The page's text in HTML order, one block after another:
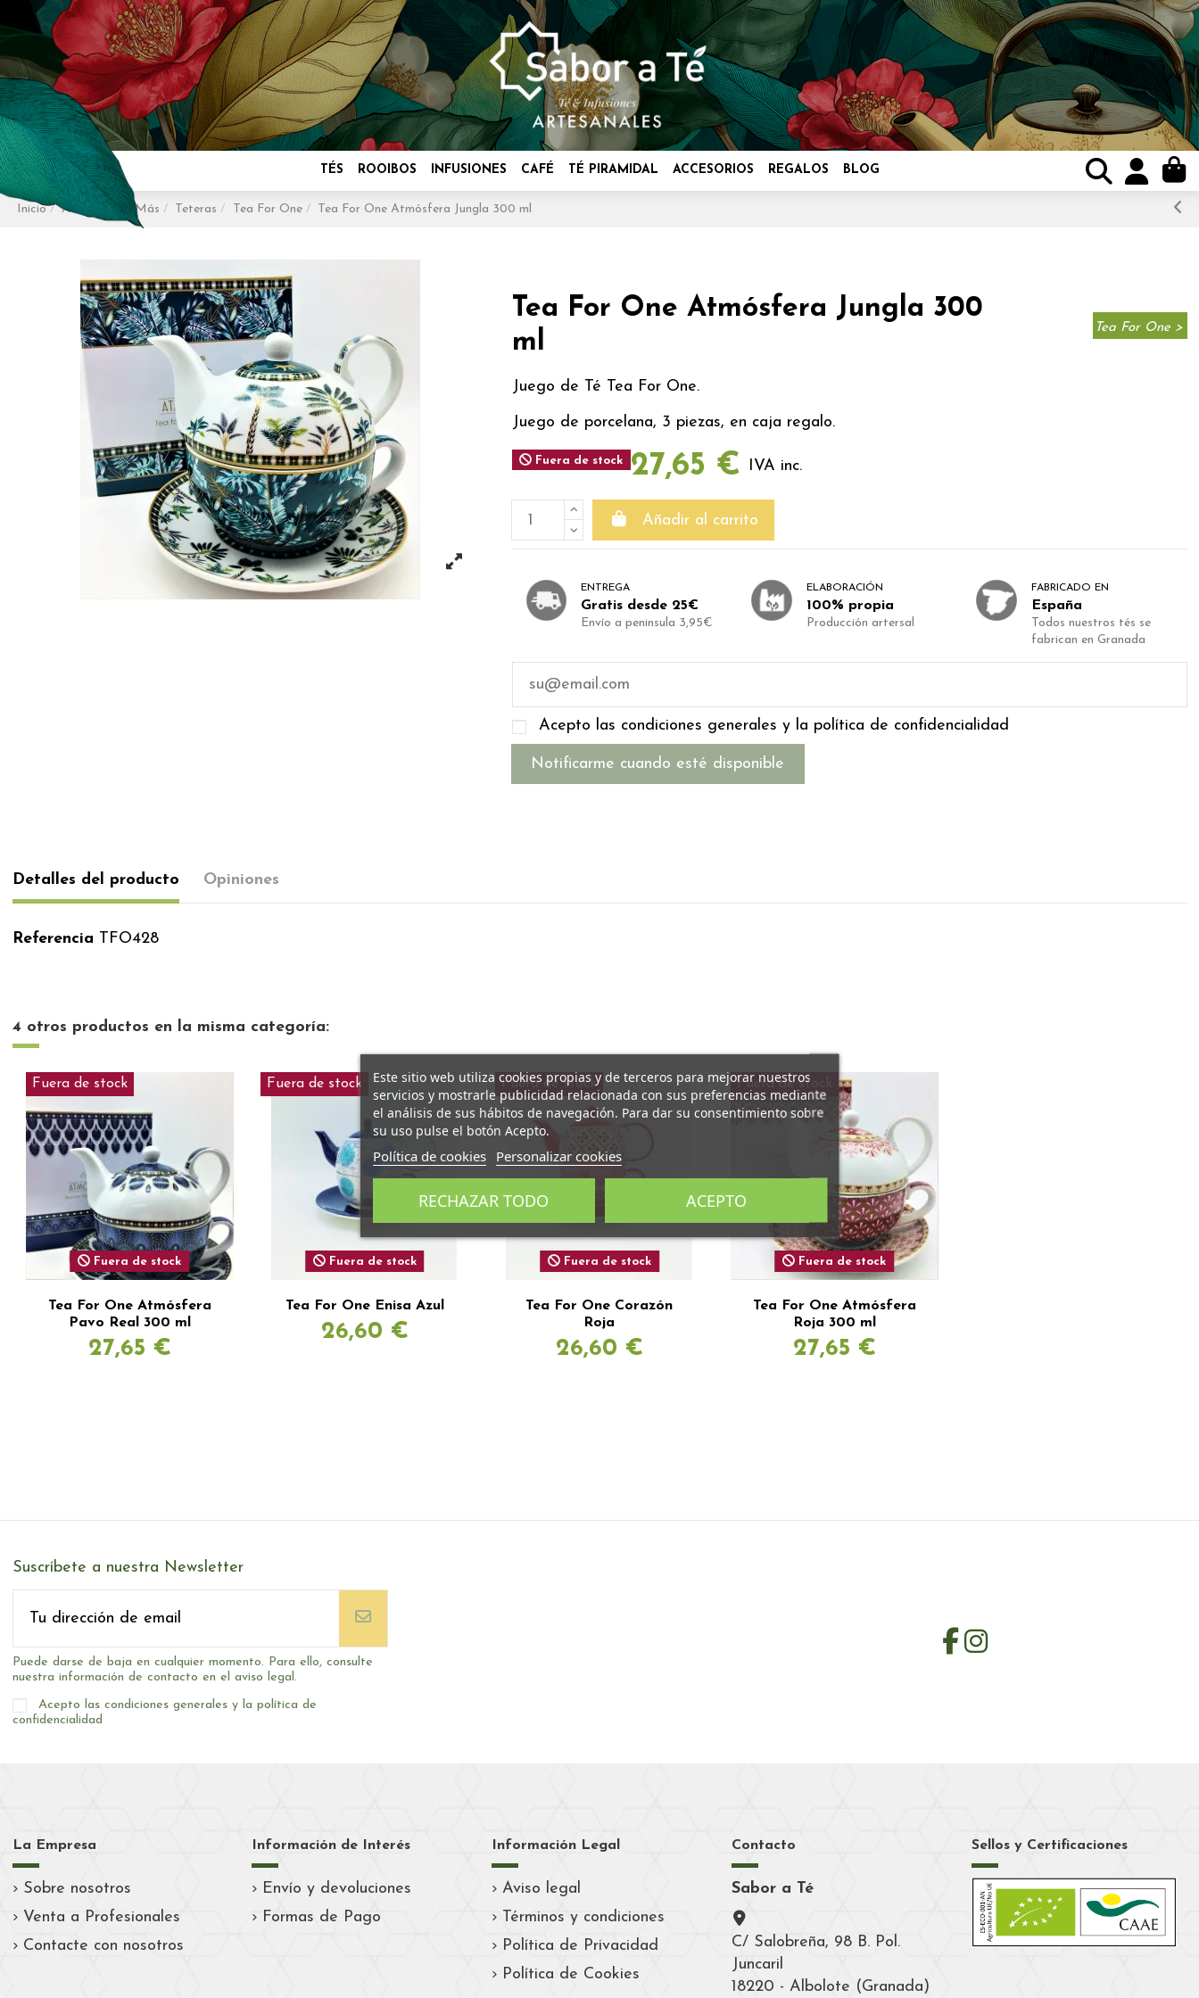
TÉS ROOIBOS INFUSIONES CAFÉ TÉ PIRAMIDAL ACCESORIOS REGALOS BLOG
Inicio Accesorios y Más Teteras Tea For One Tea For One Atmósfera Jungla 300 ml
Tea For One Atmósfera Jungla 300
ml
Tea For One >
Juego de Té Tea For One.
Juego de porcelana, 3 piezas, en caja regalo.
Fuera de stock 27,65 € IVA inc.
Añadir al carrito
ENTREGA
Gratis desde 25€
Envío a peninsula 3,95€
ELABORACIÓN
100% propia
Producción artersal
FABRICADO EN
España
Todos nuestros tés se
fabrican en Granada
Acepto las condiciones generales y la política de confidencialidad
Detalles del producto Opiniones
Referencia TFO428
4 otros productos en la misma categoría:
Fuera de stock
Fuera de stock
Tea For One Atmósfera
Pavo Real 300 ml
27,65 €
Fuera de stock
Fuera de stock
Tea For One Enisa Azul
26,60 €
Fuera de stock
Fuera de stock
Tea For One Corazón
Roja
26,60 €
Fuera de stock
Fuera de stock
Tea For One Atmósfera
Roja 300 ml
27,65 €
Suscríbete a nuestra Newsletter
Puede darse de baja en cualquier momento. Para ello, consulte
nuestra información de contacto en el aviso legal.
Acepto las condiciones generales y la política de
confidencialidad
La Empresa
Sobre nosotros
Venta a Profesionales
Contacte con nosotros
Información de Interés
Envío y devoluciones
Formas de Pago
Información Legal
Aviso legal
Términos y condiciones
Política de Privacidad
Política de Cookies
Contacto
Sabor a Té
C/ Salobreña, 98 B. Pol.
Juncaril
18220 - Albolote (Granada)
Sellos y Certificaciones
Este sitio web utiliza cookies propias y de terceros para mejorar nuestros
servicios y mostrarle publicidad relacionada con sus preferencias mediante
el análisis de sus hábitos de navegación. Para dar su consentimiento sobre
su uso pulse el botón Acepto.
Política de cookies Personalizar cookies
RECHAZAR TODO ACEPTO